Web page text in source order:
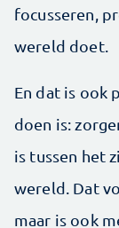
focusseren,
wereld doet.
En dat is ook
doen is:
is tussen het
wereld. Dat
maar is ook